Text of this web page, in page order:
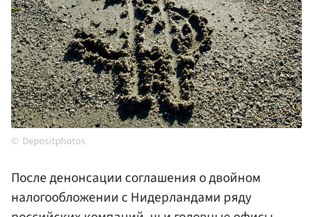
Depositphotos
После денонсации соглашения о двойном
налогообложении с Нидерландами ряду